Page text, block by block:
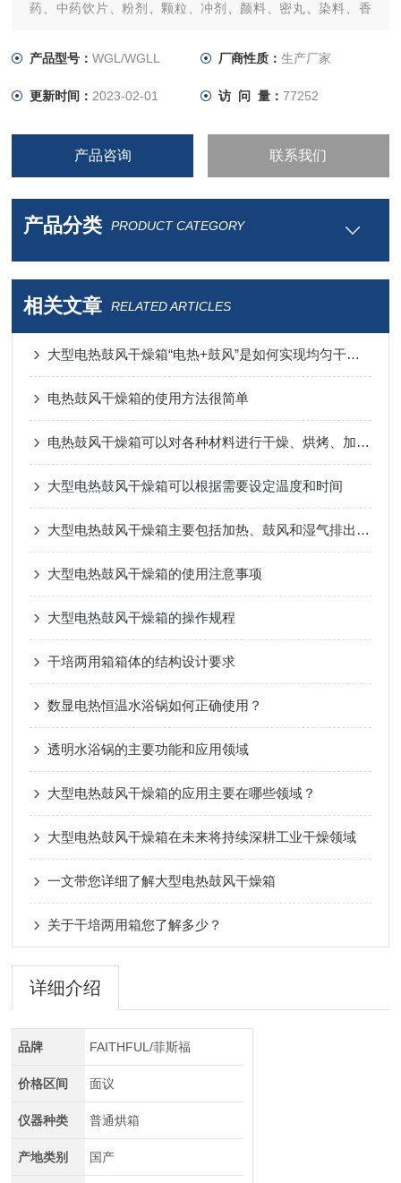
药、中药饮片、粉剂、颗粒、冲剂、颜料、密丸、染料、香
等。
产品型号：WGL/WGLL 厂商性质： 生产厂家
更新时间： 2023-02-01 访 问 量： 77252
产品咨询 联系我们
产品分类 PRODUCT CATEGORY
相关文章 RELATED ARTICLES
大型电热鼓风干燥箱“电热+鼓风”是如何实现均匀干燥的？
电热鼓风干燥箱的使用方法很简单
电热鼓风干燥箱可以对各种材料进行干燥、烘烤、加热和保温
大型电热鼓风干燥箱可以根据需要设定温度和时间
大型电热鼓风干燥箱主要包括加热、鼓风和湿气排出三个过程
大型电热鼓风干燥箱的使用注意事项
大型电热鼓风干燥箱的操作规程
干培两用箱箱体的结构设计要求
数显电热恒温水浴锅如何正确使用？
透明水浴锅的主要功能和应用领域
大型电热鼓风干燥箱的应用主要在哪些领域？
大型电热鼓风干燥箱在未来将持续深耕工业干燥领域
一文带您详细了解大型电热鼓风干燥箱
关于干培两用箱您了解多少？
详细介绍
品牌 FAITHFUL/菲斯福
价格区间 面议
仪器种类 普通烘箱
产地类别 国产